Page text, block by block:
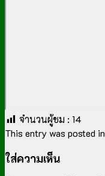
จำนวนผู้ชม : 14
This entry was posted in
ใส่ความเห็น